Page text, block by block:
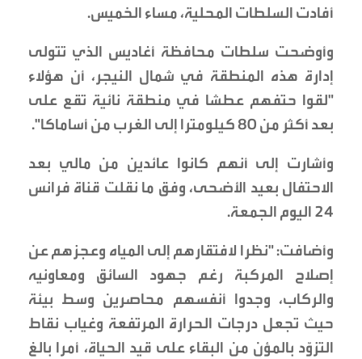
أفادت السلطات المحلية، مساء الخميس.
وأوضحت سلطات محافظة أغاديس الذي تتولى
إدارة هذه المنطقة في شمال النيجر، أن هؤلاء
"لقوا حتفهم عطشا في منطقة نائية تقع على
بعد أكثر من 80 كيلومترا إلى الغرب من أساماكا".
وأشارت إلى أنهم كانوا عائدين من مالي بعد
الاحتفال بعيد الأضحى، وفق ما نقلت قناة فرانس
24 اليوم الجمعة.
وأضافت: "نظرا لافتقارهم إلى المياه وعجزهم عن
إصلاح المركبة رغم جهود السائق ومعاونيه
والركاب، وجدوا أنفسهم محاصرين وسط بيئة
حيث تجعل درجات الحرارة المرتفعة وغياب نقاط
التزوّد بالمؤن من البقاء على قيد الحياة، أمرا بالغ